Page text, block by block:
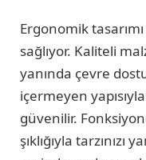
Ergonomik
sağlıyor. Kaliteli
yanında çevre
içermeyen
güvenilir.
şıklığıyla tarzınızı